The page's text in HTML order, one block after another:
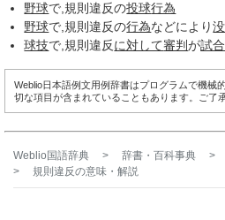
野球で,規則違反の投球行為
野球で,規則違反の行為などにより
球技で,規則違反に対して審判が試
Weblio日本語例文用例辞書はプログラムで機械
切な項目が含まれていることもあります。ご了
Weblio国語辞典 > 辞書・百科事典 >
>
規則違反の意味・解説